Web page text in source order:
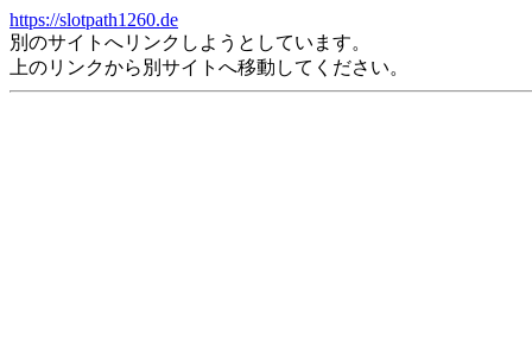
https://slotpath1260.de
別のサイトへリンクしようとしています。
上のリンクから別サイトへ移動してください。